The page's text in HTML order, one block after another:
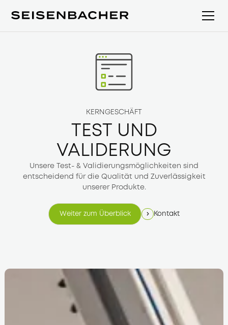
KERNGESCHÄFT
TEST UND
VALIDERUNG
Unsere Test- & Validierungsmöglichkeiten sind
entscheidend für die Qualität und Zuverlässigkeit
unserer Produkte.
Weiter zum Überblick
Weiter zum Überblick
Kontakt